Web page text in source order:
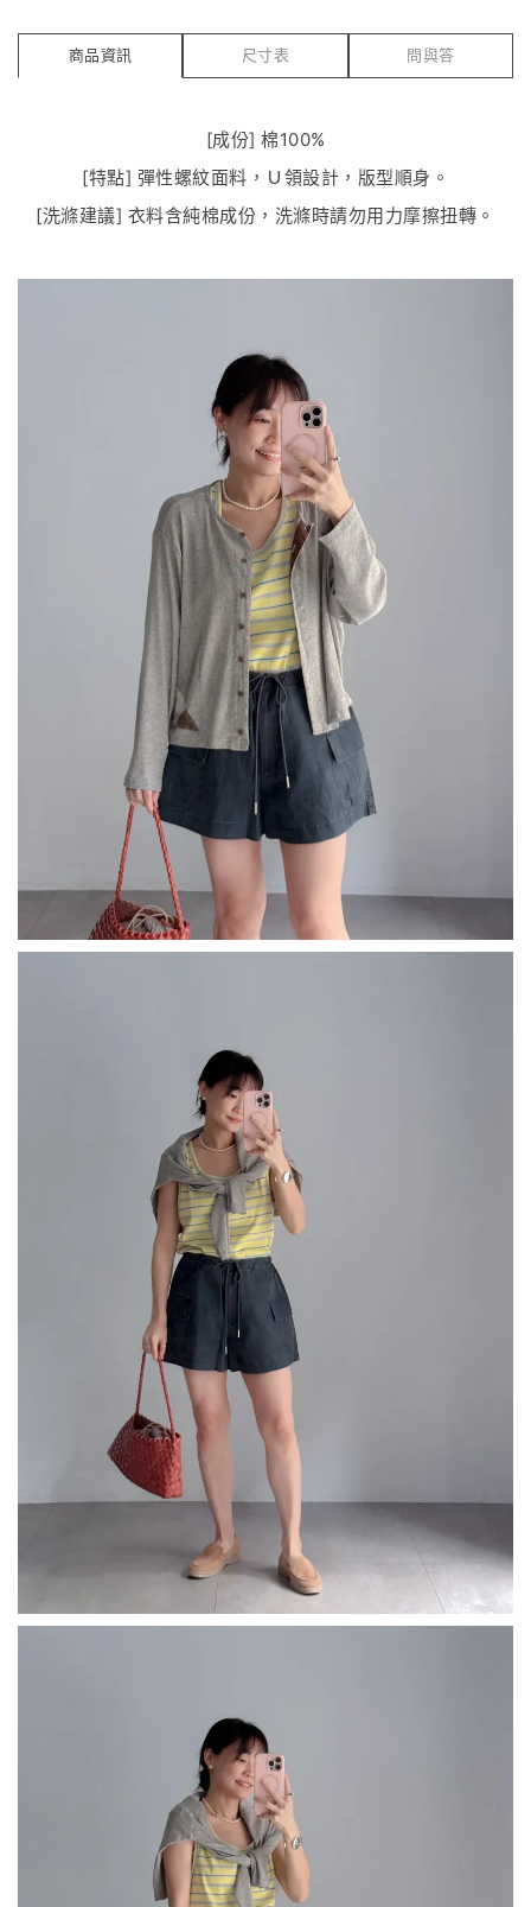
商品資訊 尺寸表 問與答
[成份] 棉100%
[特點] 彈性螺紋面料，Ｕ領設計，版型順身。
[洗滌建議] 衣料含純棉成份，洗滌時請勿用力摩擦扭轉。